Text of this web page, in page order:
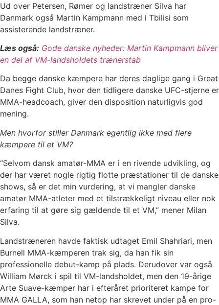
Ud over Petersen, Rømer og landstræner Silva har
Danmark også Martin Kampmann med i Tbilisi som
assisterende landstræner.
Læs også: Gode danske nyheder: Martin Kampmann bliver
en del af VM-landsholdets trænerstab
Da begge danske kæmpere har deres daglige gang i Great
Danes Fight Club, hvor den tidligere danske UFC-stjerne er
MMA-headcoach, giver den disposition naturligvis god
mening.
Men hvorfor stiller Danmark egentlig ikke med flere
kæmpere til et VM?
“Selvom dansk amatør-MMA er i en rivende udvikling, og
der har været nogle rigtig flotte præstationer til de danske
shows, så er det min vurdering, at vi mangler danske
amatør MMA-atleter med et tilstrækkeligt niveau eller nok
erfaring til at gøre sig gældende til et VM,” mener Milan
Silva.
Landstræneren havde faktisk udtaget Emil Shahriari, men
Burnell MMA-kæmperen trak sig, da han fik sin
professionelle debut-kamp på plads. Derudover var også
William Mørck i spil til VM-landsholdet, men den 19-årige
Arte Suave-kæmper har i efteråret prioriteret kampe for
MMA GALLA, som han netop har skrevet under på en pro-